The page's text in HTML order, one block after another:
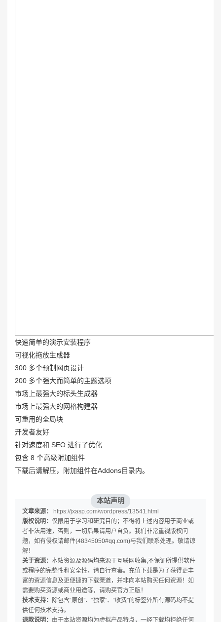
快速简单的演示安装程序
可视化拖放生成器
300 多个预制网页设计
200 多个强大而简单的主题选项
市场上最强大的标头生成器
市场上最强大的网格构建器
可重用的全局块
开发者友好
针对速度和 SEO 进行了优化
包含 8 个高级附加组件
下载后请解压，附加组件在Addons目录内。
本站声明
文章来源：
https://jxasp.com/wordpress/13541.html
版权说明： 仅限用于学习和研究目的；不得将上述内容用于商业或
者非法用途，否则，一切后果请用户自负。我们非常重视版权问
题，如有侵权请邮件(48345050#qq.com)与我们联系处理。敬请谅
解！
关于资源： 本站资源及源码均来源于互联网收集,不保证所提供软件
或程序的完整性和安全性，请自行查毒。充值下载是为了获得更丰
富的资源信息及更便捷的下载渠道，并非向本站购买任何资源！如
需要购买资源或商业用途等，请购买官方正版！
技术支持：
除包含“原创”、“独家”、“收费”的标签外所有源码均不提
供任何技术支持。
退款说明： 由于本站资源均为虚拟产品特点，一经下载均拒绝任何